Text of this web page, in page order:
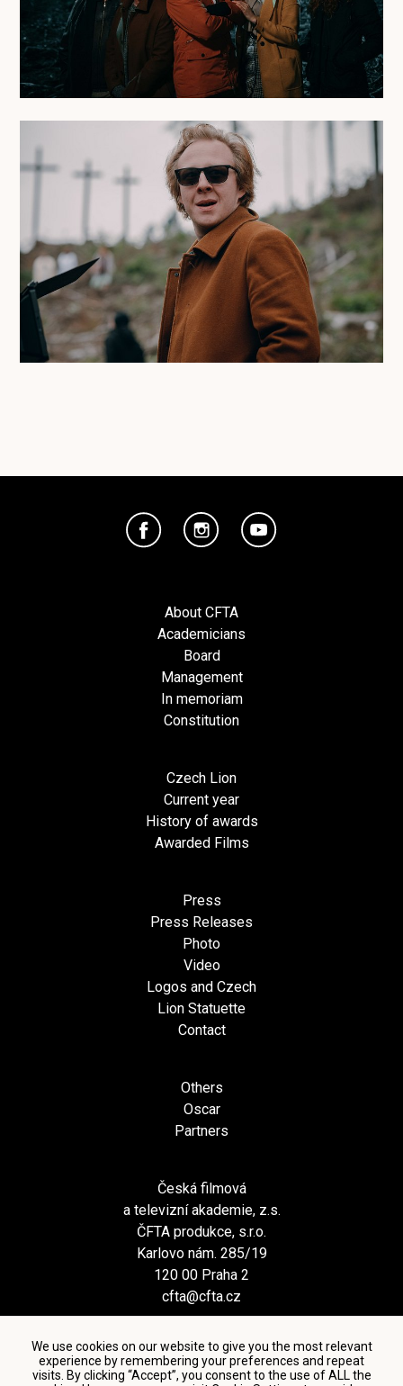
We use cookies on our website to give you the most relevant
experience by remembering your preferences and repeat
visits. By clicking “Accept”, you consent to the use of ALL the
About CFTA
Academicians
Board
Management
In memoriam
Constitution
Czech Lion
Current year
History of awards
Awarded Films
Press
Press Releases
Photo
Video
Logos and Czech
Lion Statuette
Contact
Others
Oscar
Partners
Česká filmová
a televizní akademie, z.s.
ČFTA produkce, s.r.o.
Karlovo nám. 285/19
120 00 Praha 2
cfta@cfta.cz